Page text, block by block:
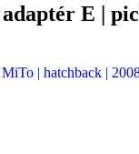
E |